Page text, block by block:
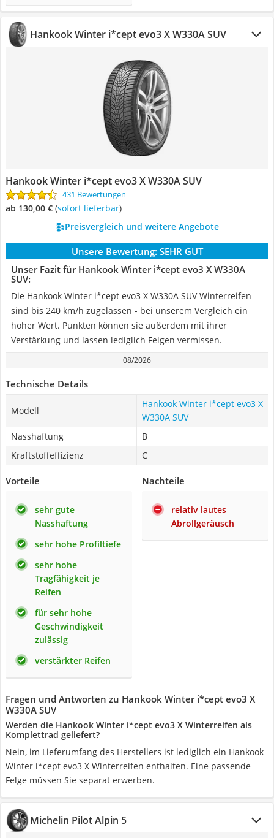
Hankook Winter i*cept evo3 X W330A SUV
Hankook Winter i*cept evo3 X W330A SUV
431 Bewertungen
ab 130,00 € ( Sofort lieferbar)
Preisvergleich und weitere Angebote
Unsere Bewertung: SEHR GUT
Unser Fazit für Hankook Winter i*cept evo3 X W330A
SUV:
Die Hankook Winter i*cept evo3 X W330A SUV Winterreifen
sind bis 240 km/h zugelassen - bei unserem Vergleich ein
hoher Wert. Punkten können sie außerdem mit ihrer
Verstärkung und lassen lediglich Felgen vermissen.
08/2026
Technische Details
Modell
Hankook Winter i*cept evo3 X
W330A SUV
Nasshaftung
B
Kraftstoffeffizienz
C
Vorteile
sehr gute
Nasshaftung
sehr hohe Profiltiefe
sehr hohe
Tragfähigkeit je
Reifen
für sehr hohe
Geschwindigkeit
zulässig
verstärkter Reifen
Nachteile
relativ lautes
Abrollgeräusch
Fragen und Antworten zu Hankook Winter i*cept evo3 X
W330A SUV
Werden die Hankook Winter i*cept evo3 X Winterreifen als
Komplettrad geliefert?
Nein, im Lieferumfang des Herstellers ist lediglich ein Hankook
Winter i*cept evo3 X Winterreifen enthalten. Eine passende
Felge müssen Sie separat erwerben.
Michelin Pilot Alpin 5